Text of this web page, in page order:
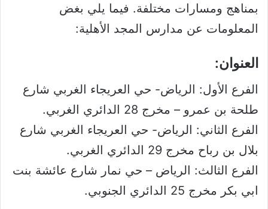
بمناهج ومسارات مختلفة. فيما يلي بغض
المعلومات عن مدارس المجد الأهلية:
العنوان:
الفرع الأول: الرياض- حي العريجاء الغربي شارع
طلحة بن عمرو – مخرج 28 الدائري الغربي.
الفرع الثاني: الرياض- حي العريجاء الغربي شارع
بلال بن رباح مخرج 29 الدائري الغربي.
الفرع الثالث: الرياض – حي نمار شارع عائشة بنت
ابي بكر مخرج 25 الدائري الجنوبي.